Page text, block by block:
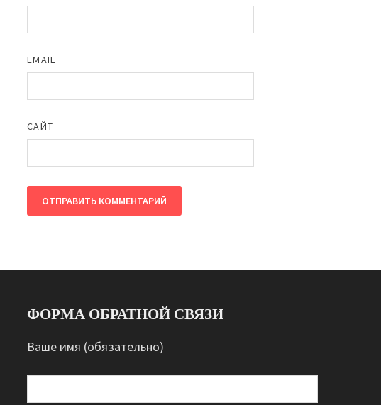
EMAIL
САЙТ
ФОРМА ОБРАТНОЙ СВЯЗИ
Ваше имя (обязательно)